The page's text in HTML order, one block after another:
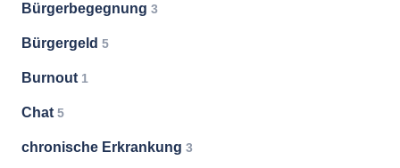
Bürgerbegegnung 3
Bürgergeld 5
Burnout 1
Chat 5
chronische Erkrankung 3